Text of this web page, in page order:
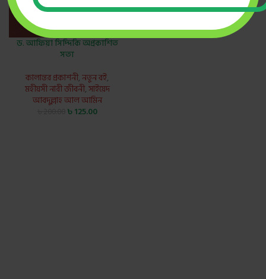
ড. আফিয়া সিদ্দিকি অপ্রকাশিত
সত্য
কালান্তর প্রকাশনী,নতুন বই,
মহীয়সী নারী জীবনী,সাইয়েদ
আবদুল্লাহ আল আমিন
৳125.00